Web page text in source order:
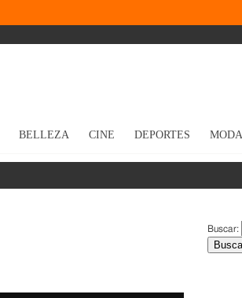
BELLEZA CINE DEPORTES MODA
Buscar: